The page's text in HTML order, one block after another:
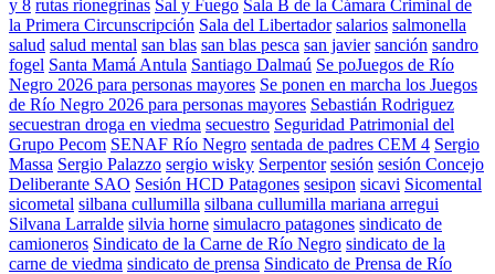
y 8 rutas rionegrinas Sal y Fuego Sala B de la Cámara Criminal de
la Primera Circunscripción Sala del Libertador salarios salmonella
salud salud mental san blas san blas pesca san javier sanción sandro
fogel Santa Mamá Antula Santiago Dalmaú Se poJuegos de Río
Negro 2026 para personas mayores Se ponen en marcha los Juegos
de Río Negro 2026 para personas mayores Sebastián Rodriguez
secuestran droga en viedma secuestro Seguridad Patrimonial del
Grupo Pecom SENAF Río Negro sentada de padres CEM 4 Sergio
Massa Sergio Palazzo sergio wisky Serpentor sesión sesión Concejo
Deliberante SAO Sesión HCD Patagones sesipon sicavi Sicomental
sicometal silbana cullumilla silbana cullumilla mariana arregui
Silvana Larralde silvia horne simulacro patagones sindicato de
camioneros Sindicato de la Carne de Río Negro sindicato de la
carne de viedma sindicato de prensa Sindicato de Prensa de Río